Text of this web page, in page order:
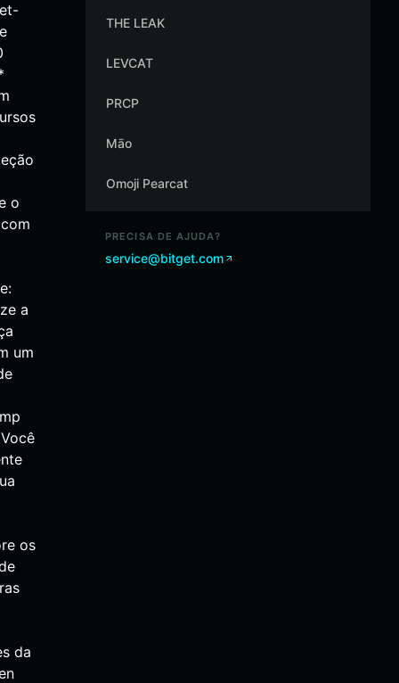
o
a
um
os
da
THE LEAK
LEVCAT
PRCP
Māo
Omoji Pearcat
PRECISA DE AJUDA?
service@bitget.com